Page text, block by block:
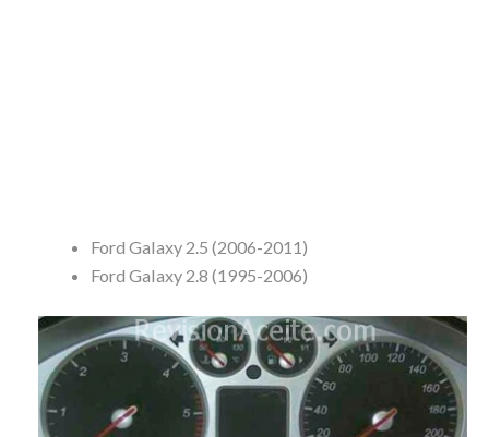
Ford Galaxy 2.5 (2006-2011)
Ford Galaxy 2.8 (1995-2006)